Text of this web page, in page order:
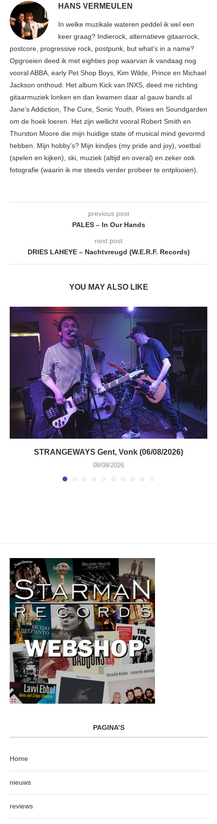
HANS VERMEULEN
In welke muzikale wateren peddel ik wel een
keer graag? Indierock, alternatieve gitaarrock,
postcore, progressive rock, postpunk, but what’s in a name?
Opgroeien deed ik met eighties pop waarvan ik vandaag nog
vooral ABBA, early Pet Shop Boys, Kim Wilde, Prince en Michael
Jackson onthoud. Het album Kick van INXS, deed me richting
gitaarmuziek lonken en dan kwamen daar al gauw bands al
Jane’s Addiction, The Cure, Sonic Youth, Pixies en Soundgarden
om de hoek loeren. Het zijn wellicht vooral Robert Smith en
Thurston Moore die mijn huidige state of musical mind gevormd
hebben. Mijn hobby’s? Mijn kindjes (my pride and joy), voetbal
(spelen en kijken), ski, muziek (altijd en overal) en zeker ook
fotografie (waarin ik me steeds verder probeer te ontplooien).
previous post
PALES – In Our Hands
next post
DRIES LAHEYE – Nachtvreugd (W.E.R.F. Records)
YOU MAY ALSO LIKE
STRANGEWAYS Gent, Vonk (06/08/2026)
08/08/2026
PAGINA’S
Home
nieuws
reviews